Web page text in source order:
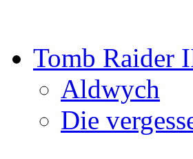
Tomb Raider
Aldwych
Die